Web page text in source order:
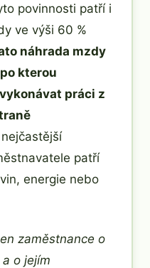
povinnosti patří i
ve výši 60 %
náhrada mzdy
kterou
práci z
patří
energie nebo
zaměstnance o
o jejím